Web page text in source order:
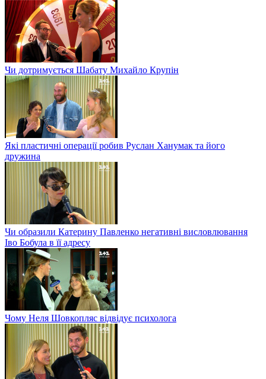
Чи дотримується Шабату Михайло Крупін
Які пластичні операції робив Руслан Ханумак та його
дружина
Чи образили Катерину Павленко негативні висловлювання
Іво Бобула в її адресу
Чому Неля Шовкопляс відвідує психолога